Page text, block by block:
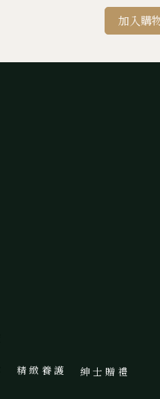
加入購
精 緻 養 護 紳 士 贈 禮